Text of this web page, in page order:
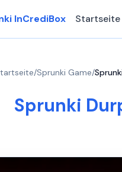
InCrediBox Startseite
/Sprunki Game/
Sprunki